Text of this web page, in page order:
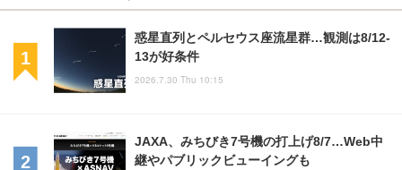
惑星直列とペルセウス座流星群…観測は8/12-
13が好条件
2026.7.30 Thu 10:15
JAXA、みちびき7号機の打上げ8/7…Web中
継やパブリックビューイングも